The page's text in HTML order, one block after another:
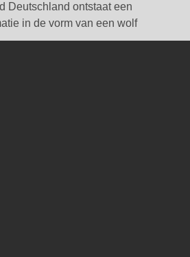
Deutschland ontstaat een
in de vorm van een wolf